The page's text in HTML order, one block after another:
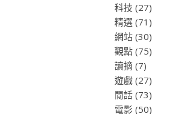
科技 (27)
精選(71)
網站(30)
觀點(75)
讀摘(7)
遊戲(27)
閒話(73)
電影 (50)